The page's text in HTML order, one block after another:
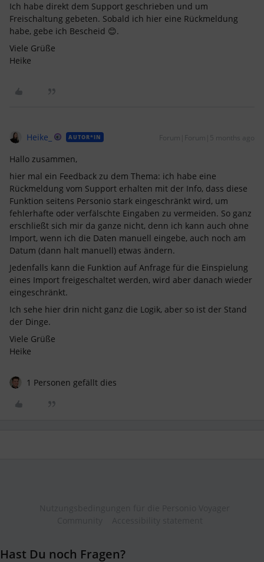
Ich habe direkt dem Support geschrieben und um
Freischaltung gebeten. Sobald ich hier eine Rückmeldung
habe, gebe ich Bescheid 😊.
Viele Grüße
Heike
Heike_ AUTOR*IN Forum|Forum|5 months ago
Hallo zusammen,
hier mal ein Feedback zu dem Thema: ich habe eine
Rückmeldung vom Support erhalten mit der Info, dass diese
Funktion seitens Personio stark eingeschränkt wird, um
fehlerhafte oder verfälschte Eingaben zu vermeiden. So ganz
erschließt sich mir da ganze nicht, denn ich kann auch ohne
Import, wenn ich die Daten manuell eingebe, auch noch am
Datum (dann halt manuell) etwas ändern.
Jedenfalls kann die Funktion auf Anfrage für die Einspielung
eines Import freigeschaltet werden, wird aber danach wieder
eingeschränkt.
Ich sehe hier drin nicht ganz die Logik, aber so ist der Stand
der Dinge.
Viele Grüße
Heike
1 Personen gefällt dies
Hast Du noch Fragen?